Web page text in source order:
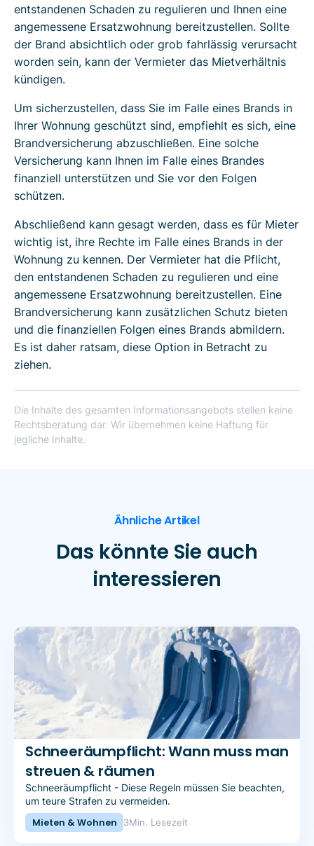
entstandenen Schaden zu regulieren und Ihnen eine
angemessene Ersatzwohnung bereitzustellen. Sollte
der Brand absichtlich oder grob fahrlässig verursacht
worden sein, kann der Vermieter das Mietverhältnis
kündigen.
Um sicherzustellen, dass Sie im Falle eines Brands in
Ihrer Wohnung geschützt sind, empfiehlt es sich, eine
Brandversicherung abzuschließen. Eine solche
Versicherung kann Ihnen im Falle eines Brandes
finanziell unterstützen und Sie vor den Folgen
schützen.
Abschließend kann gesagt werden, dass es für Mieter
wichtig ist, ihre Rechte im Falle eines Brands in der
Wohnung zu kennen. Der Vermieter hat die Pflicht,
den entstandenen Schaden zu regulieren und eine
angemessene Ersatzwohnung bereitzustellen. Eine
Brandversicherung kann zusätzlichen Schutz bieten
und die finanziellen Folgen eines Brands abmildern.
Es ist daher ratsam, diese Option in Betracht zu
ziehen.
Die Inhalte des gesamten Informationsangebots stellen keine
Rechtsberatung dar. Wir übernehmen keine Haftung für
jegliche Inhalte.
Ähnliche Artikel
Das könnte Sie auch
interessieren
Schneeräumpflicht: Wann muss man
streuen & räumen
Schneeräumpflicht - Diese Regeln müssen Sie beachten,
um teure Strafen zu vermeiden.
Mieten & Wohnen
3Min. Lesezeit